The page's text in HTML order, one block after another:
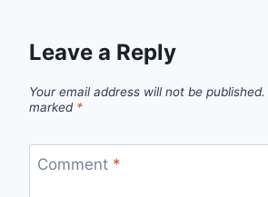
Leave a Reply
Your email address will not be published.
marked *
Comment *